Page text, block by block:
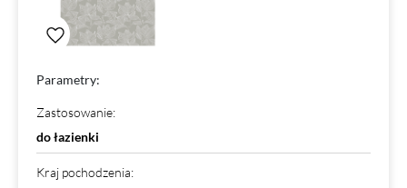
Parametry:
Zastosowanie:
do łazienki
Kraj pochodzenia: